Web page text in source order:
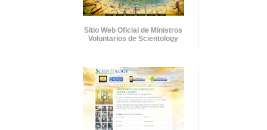
Sitio Web Oficial de Ministros
Voluntarios de Scientology